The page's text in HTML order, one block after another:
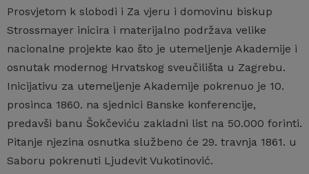
Prosvjetom k slobodi i Za vjeru i domovinu biskup
Strossmayer inicira i materijalno podržava velike
nacionalne projekte kao što je utemeljenje Akademije i
osnutak modernog Hrvatskog sveučilišta u Zagrebu.
Inicijativu za utemeljenje Akademije pokrenuo je 10.
prosinca 1860. na sjednici Banske konferencije,
predavši banu Šokčeviću zakladni list na 50.000 forinti.
Pitanje njezina osnutka službeno će 29. travnja 1861. u
Saboru pokrenuti Ljudevit Vukotinović.